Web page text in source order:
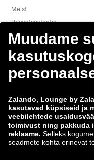
Meist
Privaatsusteatis
Õigusteave
Tingimused
Taganemine
Töökohad
Teavita haavatavusest
Tooteohutus
Zalando Grupp